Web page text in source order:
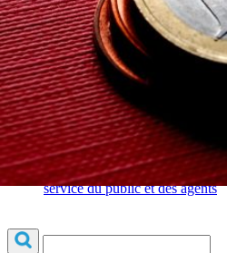
Rémunération
|
OTE et DDI
|
Travail & santé
|
Action sociale
|
Contractuels
|
Le dialogue social engagé
service du public et des agents